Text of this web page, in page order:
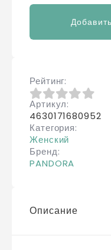
Рейтинг
0из 5
Артикул
4630171680952
Категория
Женский
Бренд
PANDORA
Описание